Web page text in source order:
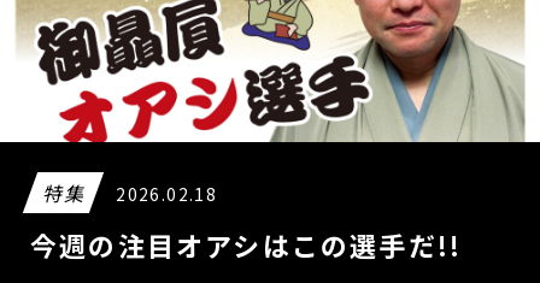
特集 2026.02.18
今週の注目オアシはこの選手だ!!